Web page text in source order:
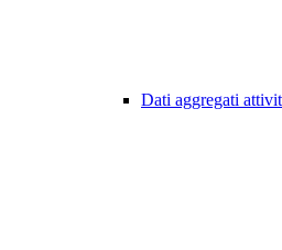
Dati aggregati